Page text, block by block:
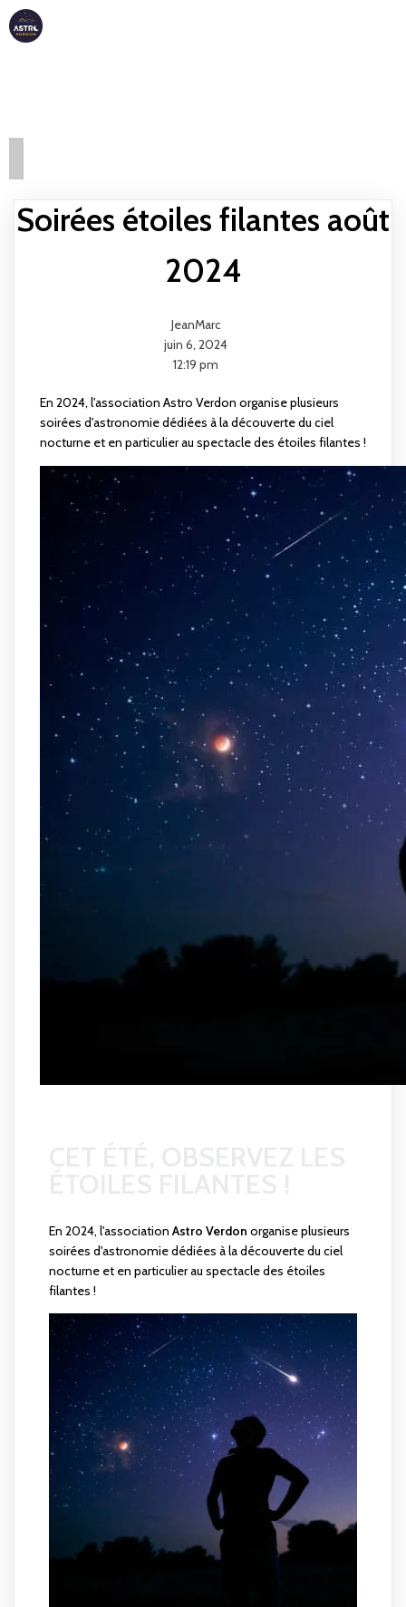
Soirées étoiles filantes août
2024
JeanMarc
juin 6, 2024
12:19 pm
En 2024, l'association Astro Verdon organise plusieurs
soirées d'astronomie dédiées à la découverte du ciel
nocturne et en particulier au spectacle des étoiles filantes !
En 2024, l'association Astro Verdon organise plusieurs
soirées d'astronomie dédiées à la découverte du ciel
nocturne et en particulier au spectacle des étoiles
filantes !